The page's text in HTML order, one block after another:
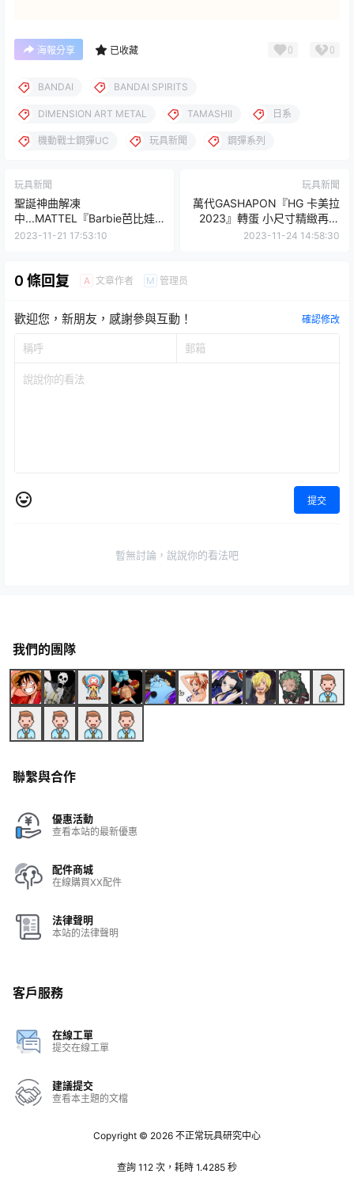
海報分享 已收藏 0 0
BANDAI BANDAI SPIRITS
DIMENSION ART METAL TAMASHII 日系
機動戰士鋼彈UC 玩具新聞 鋼彈系列
玩具新聞
聖誕神曲解凍
中...MATTEL『Barbie芭比娃
娃 瑪麗亞·凱莉』神還原《All I
2023-11-21 17:53:10
玩具新聞
萬代GASHAPON『HG 卡美拉
2023』轉蛋 小尺寸精緻再現
兇惡的獠牙和銳利甲殼！
2023-11-24 14:58:30
0 條回复 A 文章作者 M 管理员
歡迎您，新朋友，感謝參與互動！ 確認修改
提交
暫無討論，說說你的看法吧
我們的團隊
聯繫與合作
優惠活動
查看本站的最新優惠
配件商城
在線購買XX配件
法律聲明
本站的法律聲明
客戶服務
在線工單
提交在線工單
建議提交
查看本主題的文檔
Copyright © 2026 不正常玩具研究中心
查詢 112 次，耗時 1.4285 秒